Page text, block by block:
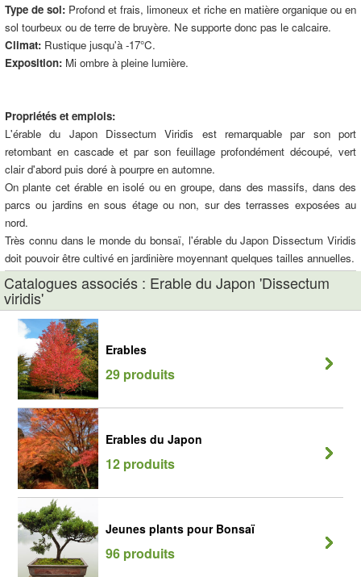
Type de sol: Profond et frais, limoneux et riche en matière organique ou en
sol tourbeux ou de terre de bruyère. Ne supporte donc pas le calcaire.
Climat: Rustique jusqu'à -17°C.
Exposition: Mi ombre à pleine lumière.
Propriétés et emplois:
L'érable du Japon Dissectum Viridis est remarquable par son port
retombant en cascade et par son feuillage profondément découpé, vert
clair d'abord puis doré à pourpre en automne.
On plante cet érable en isolé ou en groupe, dans des massifs, dans des
parcs ou jardins en sous étage ou non, sur des terrasses exposées au
nord.
Très connu dans le monde du bonsaï, l'érable du Japon Dissectum Viridis
doit pouvoir être cultivé en jardinière moyennant quelques tailles annuelles.
Catalogues associés : Erable du Japon 'Dissectum
viridis'
Erables
29 produits
Erables du Japon
12 produits
Jeunes plants pour Bonsaï
96 produits